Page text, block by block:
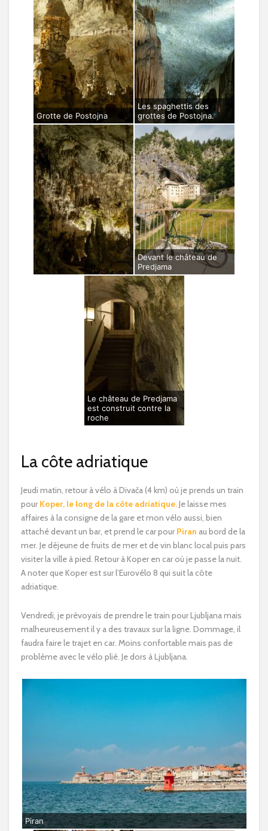
Grotte de Postojna
Les spaghettis des
grottes de Postojna.
Devant le château de
Predjama
Le château de Predjama
est construit contre la
roche
La côte adriatique
Jeudi matin, retour à vélo à Divača (4 km) où je prends un train
pour Koper, le long de la côte adriatique.Je laisse mes
affaires à la consigne de la gare et mon vélo aussi, bien
attaché devant un bar, et prend le car pour Piran au bord de la
mer. Je déjeune de fruits de mer et de vin blanc local puis pars
visiter la ville à pied. Retour à Koper en car où je passe la nuit.
A noter que Koper est sur l’Eurovélo 8 qui suit la côte
adriatique.
Vendredi, je prévoyais de prendre le train pour Ljubljana mais
malheureusement il y a des travaux sur la ligne. Dommage, il
faudra faire le trajet en car. Moins confortable mais pas de
problème avec le vélo plié. Je dors à Ljubljana.
Piran